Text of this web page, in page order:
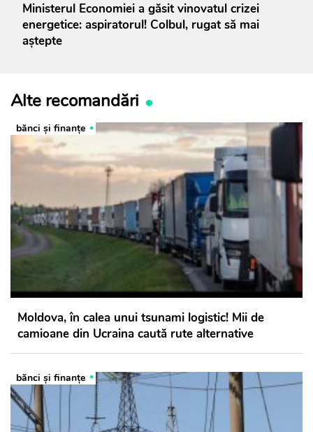
Ministerul Economiei a găsit vinovatul crizei
energetice: aspiratorul! Colbul, rugat să mai
aștepte
Alte recomandări
bănci şi finanţe
Moldova, în calea unui tsunami logistic! Mii de
camioane din Ucraina caută rute alternative
bănci şi finanţe